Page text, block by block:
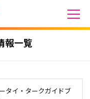
報一覧
タイ・タークガイドブ